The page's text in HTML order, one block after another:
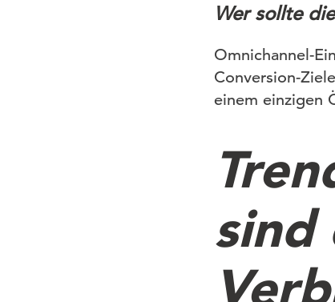
Wer sollte
Omnichannel-
Conversion-
einem einzigen
sind